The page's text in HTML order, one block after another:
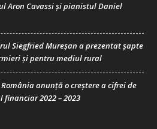
Aron Cavassi și pianistul Daniel
Siegfried Mureșan a prezentat șapte
și pentru mediul rural
anunță o creștere a cifrei de
financiar 2022 – 2023